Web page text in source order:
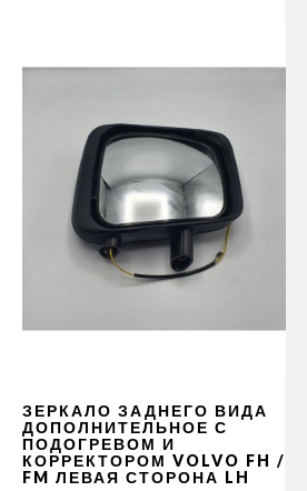
ЗЕРКАЛО ЗАДНЕГО ВИДА
ДОПОЛНИТЕЛЬНОЕ С
ПОДОГРЕВОМ И
КОРРЕКТОРОМ VOLVO FH /
FM ЛЕВАЯ СТОРОНА LH